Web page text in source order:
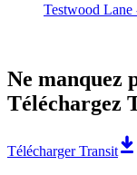
Testwood
Ne manquez
Téléchargez
Télécharger Transit